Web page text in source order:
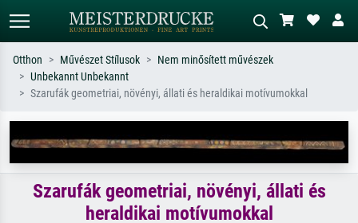
Alap keresés MI-képkereső
impresszionizmus, Hokusai-hullám,
akt.
egy fa mellett.
Otthon Művészet Stílusok
Nem minősített művészek
Unbekannt Unbekannt
Szarufák geometriai, növényi, állati és heraldikai motívumokkal
Szarufák geometriai, növényi, állati és
heraldikai motívumokkal